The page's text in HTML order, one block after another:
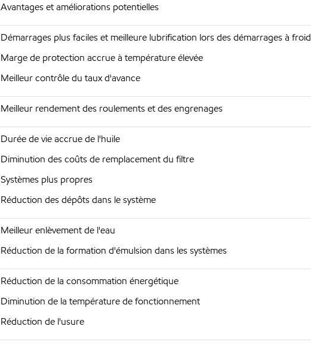
Avantages et améliorations potentielles
Démarrages plus faciles et meilleure lubrification lors des démarrages à froid
Marge de protection accrue à température élevée
Meilleur contrôle du taux d'avance
Meilleur rendement des roulements et des engrenages
Durée de vie accrue de l'huile
Diminution des coûts de remplacement du filtre
Systèmes plus propres
Réduction des dépôts dans le système
Meilleur enlèvement de l'eau
Réduction de la formation d'émulsion dans les systèmes
Réduction de la consommation énergétique
Diminution de la température de fonctionnement
Réduction de l'usure